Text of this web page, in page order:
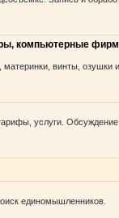
компьютерные
винты, озушки
услуги.
единомышленников.